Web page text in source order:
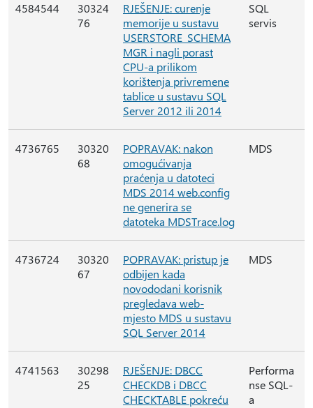
4584544
30324
76
RJEŠENJE: curenje
memorije u sustavu
USERSTORE_SCHEMA
MGR i nagli porast
CPU-a prilikom
korištenja privremene
tablice u sustavu SQL
Server 2012 ili 2014
SQL
servis
4736765
30320
68
POPRAVAK: nakon
omogućivanja
praćenja u datoteci
MDS 2014 web.config
ne generira se
datoteka MDSTrace.log
MDS
4736724
30320
67
POPRAVAK: pristup je
odbijen kada
novododani korisnik
pregledava web-
mjesto MDS u sustavu
SQL Server 2014
MDS
4741563
30298
25
RJEŠENJE: DBCC
CHECKDB i DBCC
CHECKTABLE pokreću
Performa
nse SQL-
a